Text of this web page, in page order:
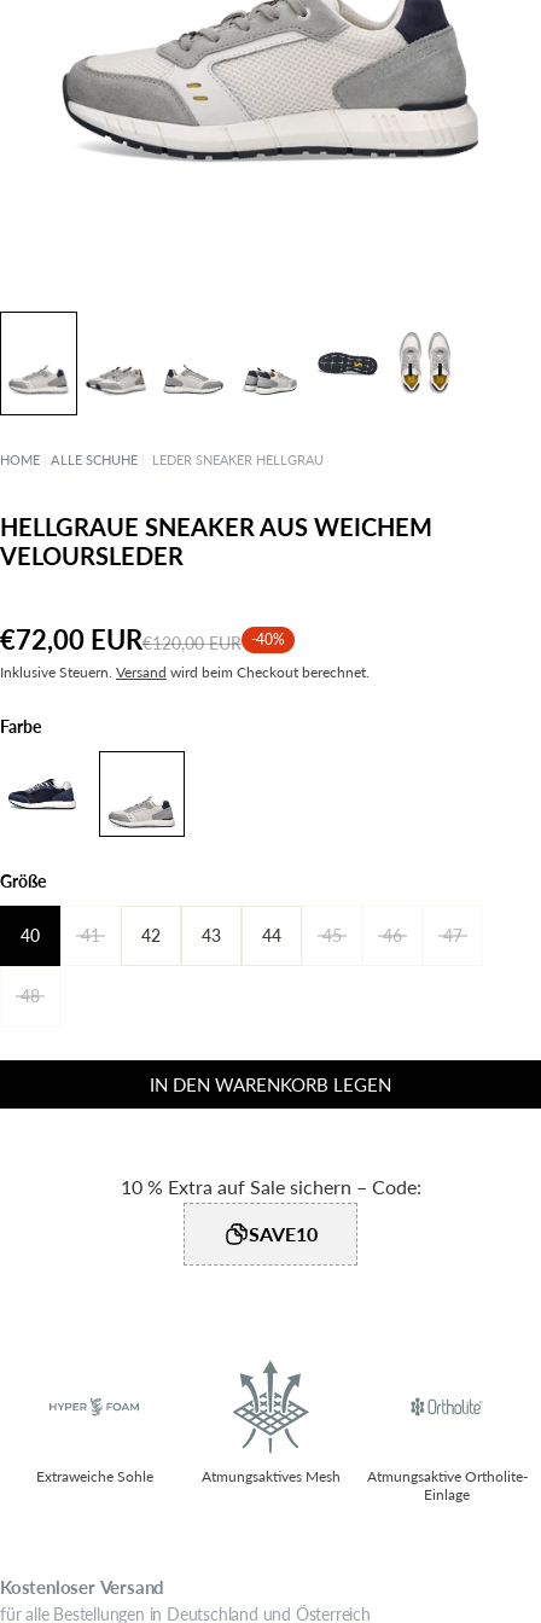
HOME ALLE SCHUHE LEDER SNEAKER HELLGRAU
HELLGRAUE SNEAKER AUS WEICHEM
VELOURSLEDER
€72,00 EUR€120,00 EUR -40%
Inklusive Steuern. Versand wird beim Checkout berechnet.
Farbe
Größe
40 41 42 43 44 45 46 47
48
IN DEN WARENKORB LEGEN
10 % Extra auf Sale sichern – Code:
SAVE10
Extraweiche Sohle​ Atmungsaktives Mesh
Atmungsaktive Ortholite-
Einlage​
Kostenloser Versand
für alle Bestellungen in Deutschland und Österreich